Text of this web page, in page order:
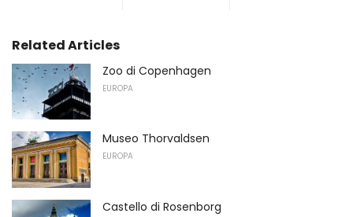
Related Articles
Zoo di Copenhagen
EUROPA
Museo Thorvaldsen
EUROPA
Castello di Rosenborg